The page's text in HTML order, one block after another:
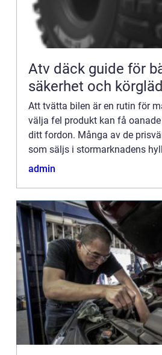
Atv däck guide för bättre grepp,
säkerhet och
Att tvätta bilen är en rutin för
välja fel produkt kan få
ditt fordon. Många av de
som säljs i stormarknadens
f&ou...
admin